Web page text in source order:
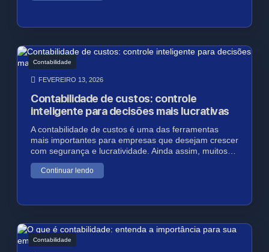
Contabilidade
FEVEREIRO 13, 2026
Contabilidade de custos: controle
inteligente para decisões mais lucrativas
A contabilidade de custos é uma das ferramentas
mais importantes para empresas que desejam crescer
com segurança e lucratividade. Ainda assim, muitos…
Continuar lendo
Contabilidade